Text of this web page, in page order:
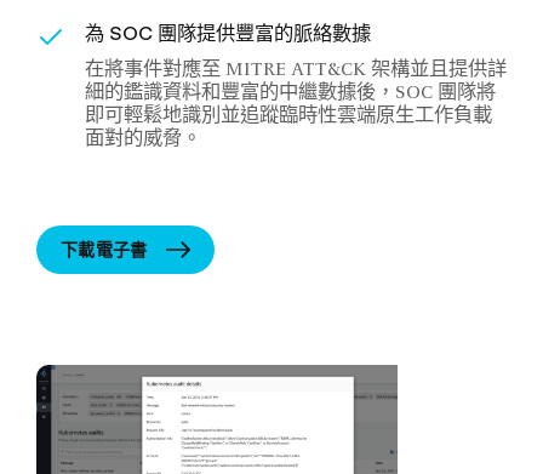
為 SOC 團隊提供豐富的脈絡數據
在將事件對應至 MITRE ATT&CK 架構並且提供詳
細的鑑識資料和豐富的中繼數據後，SOC 團隊將
即可輕鬆地識別並追蹤臨時性雲端原生工作負載
面對的威脅。
下載電子書